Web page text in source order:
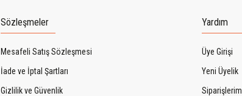
Sözleşmeler
Mesafeli Satış Sözleşmesi
İade ve İptal Şartları
Gizlilik ve Güvenlik
Yardım
Üye Girişi
Yeni Üyelik
Siparişlerim